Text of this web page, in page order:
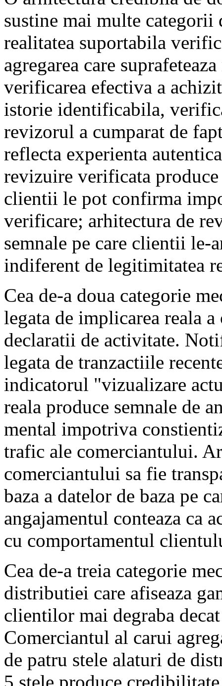
sustine mai multe categorii
realitatea suportabila
agregarea care
verificarea efectiva a
istorie identificabila,
revizorul a cumparat de
reflecta experienta
revizuire verificata
clientii le pot confirma
verificare; arhitectura de
semnale pe care clientii le-
indiferent de legitimitatea
Cea de-a doua categorie
legata de implicarea reala
declaratii de activitate.
legata de tranzactiile
indicatorul "vizualizare
reala produce semnale de
mental impotriva
trafic ale comerciantului.
comerciantului sa fie
baza a datelor de baza pe
angajamentul conteaza ca
cu comportamentul
Cea de-a treia categorie
distributiei care afiseaza
clientilor mai degraba
Comerciantul al carui
de patru stele alaturi de
5 stele produce